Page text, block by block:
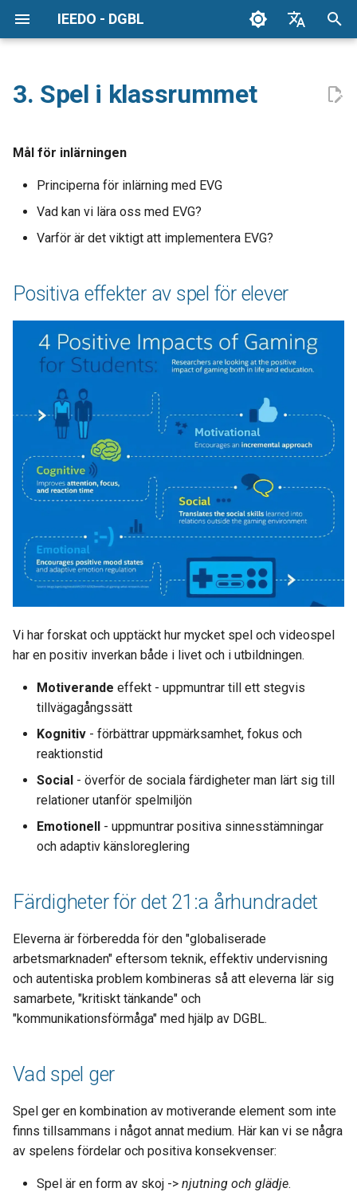
IEEDO - DGBL
Positiva effekter av spel för
århundradet
Videospel och nya
undervisningsmetoder
Hur effektiva är videospel i
Fördelar
Nackdelar
Ångest hos elever
Video Inlärning genom
"seriösa spel"
Kognitiva färdigheter och spel
Uppmärksamhet
Känsel och varseblivning
Resonemang och förståelse
Koordination
Principer för inlärning
När och varför implementera
16 anledningar till varför man
bör implementera EVG i
klassrummet
3. Spel i klassrummet
Mål för inlärningen
Principerna för inlärning med EVG
Vad kan vi lära oss med EVG?
Varför är det viktigt att implementera EVG?
Positiva effekter av spel för elever
Vi har forskat och upptäckt hur mycket spel och videospel
har en positiv inverkan både i livet och i utbildningen.
Motiverande effekt - uppmuntrar till ett stegvis
tillvägagångssätt
Kognitiv - förbättrar uppmärksamhet, fokus och
reaktionstid
Social - överför de sociala färdigheter man lärt sig till
relationer utanför spelmiljön
Emotionell - uppmuntrar positiva sinnesstämningar
och adaptiv känsloreglering
Färdigheter för det 21:a århundradet
Eleverna är förberedda för den "globaliserade
arbetsmarknaden" eftersom teknik, effektiv undervisning
och autentiska problem kombineras så att eleverna lär sig
samarbete, "kritiskt tänkande" och
"kommunikationsförmåga" med hjälp av DGBL.
Vad spel ger
Spel ger en kombination av motiverande element som inte
finns tillsammans i något annat medium. Här kan vi se några
av spelens fördelar och positiva konsekvenser:
Spel är en form av skoj -> njutning och glädje.